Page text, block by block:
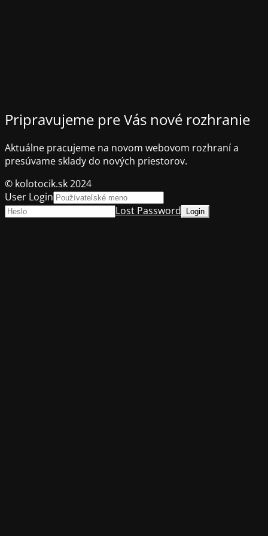
Pripravujeme pre Vás nové rozhranie
Aktuálne pracujeme na novom webovom rozhraní a
presúvame sklady do nových priestorov.
© kolotocik.sk 2024
User Login
Lost Password